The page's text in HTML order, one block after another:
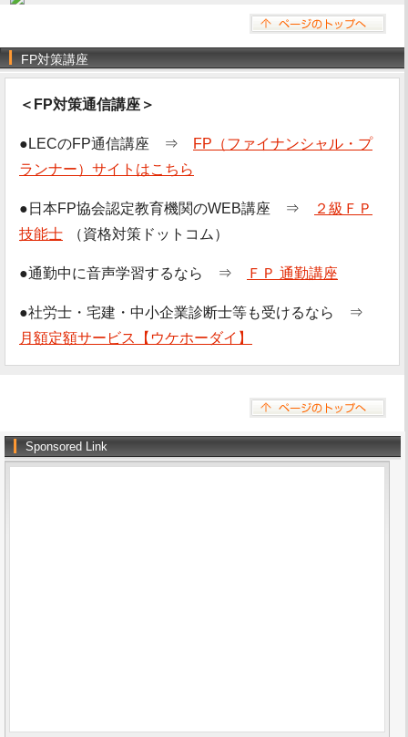
FP対策講座
＜FP対策通信講座＞
●LECのFP通信講座 ⇒
FP（ファイナンシャル・プ
ランナー）サイトはこちら
●日本FP協会認定教育機関のWEB講座 ⇒
２級ＦＰ
技能士
（資格対策ドットコム）
●通勤中に音声学習するなら ⇒ ＦＰ 通勤講座
●社労士・宅建・中小企業診断士等も受けるなら ⇒
月額定額サービス【ウケホーダイ】
Sponsored Link